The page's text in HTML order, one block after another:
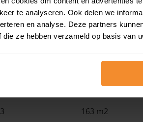
te analyseren. Ook delen we
en analyse. Deze partners
die ze hebben verzameld op basis van
131 m2
163 m2